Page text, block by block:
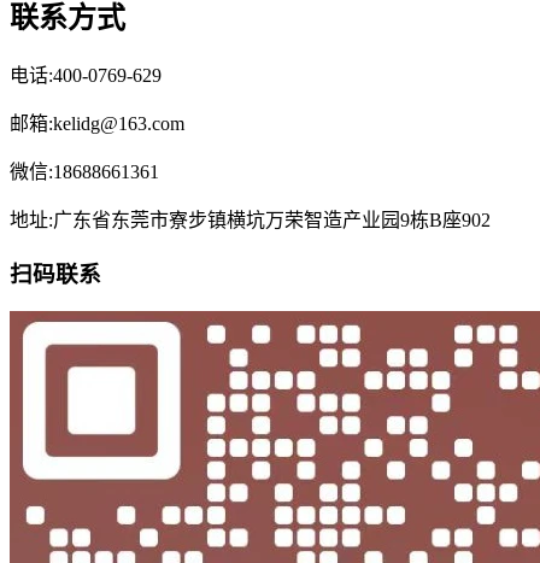
联系方式
电话:400-0769-629
邮箱:kelidg@163.com
微信:18688661361
地址:广东省东莞市寮步镇横坑万荣智造产业园9栋B座902
扫码联系